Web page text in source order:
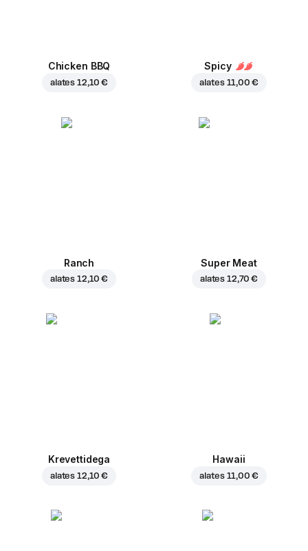
Chicken BBQ
alates 12,10 €
Spicy
alates 11,00 €
Ranch
alates 12,10 €
Super Meat
alates 12,70 €
Krevettidega
alates 12,10 €
Hawaii
alates 11,00 €